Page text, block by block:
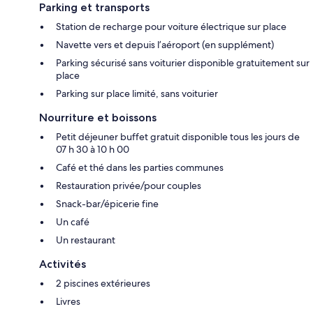
Parking et transports
Station de recharge pour voiture électrique sur place
Navette vers et depuis l’aéroport (en supplément)
Parking sécurisé sans voiturier disponible gratuitement sur
place
Parking sur place limité, sans voiturier
Nourriture et boissons
Petit déjeuner buffet gratuit disponible tous les jours de
07 h 30 à 10 h 00
Café et thé dans les parties communes
Restauration privée/pour couples
Snack-bar/épicerie fine
Un café
Un restaurant
Activités
2 piscines extérieures
Livres